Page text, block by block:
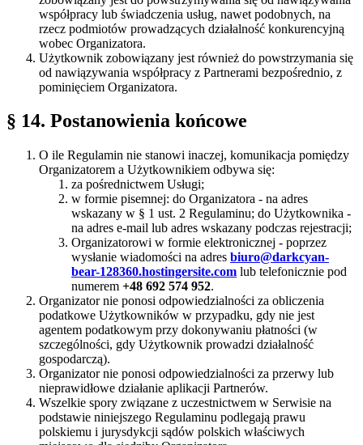
współpracy lub świadczenia usług, nawet podobnych, na
rzecz podmiotów prowadzących działalność konkurencyjną
wobec Organizatora.
Użytkownik zobowiązany jest również do powstrzymania się
od nawiązywania współpracy z Partnerami bezpośrednio, z
pominięciem Organizatora.
§ 14. Postanowienia końcowe
O ile Regulamin nie stanowi inaczej, komunikacja pomiędzy
Organizatorem a Użytkownikiem odbywa się:
za pośrednictwem Usługi;
w formie pisemnej: do Organizatora - na adres
wskazany w § 1 ust. 2 Regulaminu; do Użytkownika -
na adres e-mail lub adres wskazany podczas rejestracji;
Organizatorowi w formie elektronicznej - poprzez
wysłanie wiadomości na adres biuro@darkcyan-
bear-128360.hostingersite.com lub telefonicznie pod
numerem +48 692 574 952.
Organizator nie ponosi odpowiedzialności za obliczenia
podatkowe Użytkowników w przypadku, gdy nie jest
agentem podatkowym przy dokonywaniu płatności (w
szczególności, gdy Użytkownik prowadzi działalność
gospodarczą).
Organizator nie ponosi odpowiedzialności za przerwy lub
nieprawidłowe działanie aplikacji Partnerów.
Wszelkie spory związane z uczestnictwem w Serwisie na
podstawie niniejszego Regulaminu podlegają prawu
polskiemu i jurysdykcji sądów polskich właściwych